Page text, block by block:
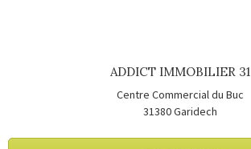
ADDICT IMMOBILIER 31
Centre Commercial du Buc
31380Garidech